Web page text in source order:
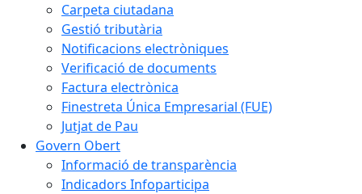
Carpeta ciutadana
Gestió tributària
Notificacions electròniques
Verificació de documents
Factura electrònica
Finestreta Única Empresarial (FUE)
Jutjat de Pau
Govern Obert
Informació de transparència
Indicadors Infoparticipa